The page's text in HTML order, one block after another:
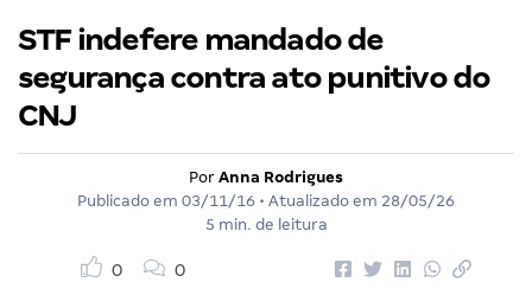
STF indefere mandado de
segurança contra ato punitivo do
CNJ
Por Anna Rodrigues
Publicado em 03/11/16 • Atualizado em 28/05/26
5 min. de leitura
0 0